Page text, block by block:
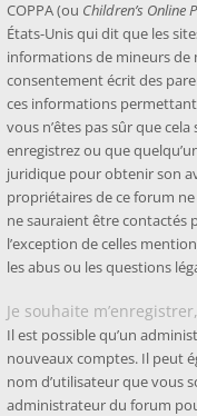
COPPA (ou Children’s Online
États-Unis qui dit que les
informations de mineurs de
consentement écrit des
ces informations
vous n’êtes pas sûr que
enregistrez ou que
juridique pour obtenir son
propriétaires de ce forum
ne sauraient être contactés
l’exception de celles
les abus ou les questions
Je souhaite
Il est possible qu’un
nouveaux comptes. Il peut
nom d’utilisateur que vous
administrateur du forum